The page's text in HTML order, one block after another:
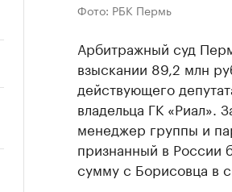
Фото: РБК Пермь
Арбитражный суд
взыскании 89,2 млн
действующего
владельца ГК «Риал».
менеджер группы и
признанный в России
сумму с Борисовца в